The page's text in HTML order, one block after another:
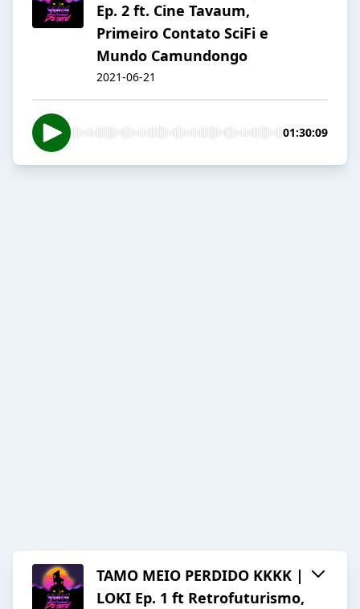
Ep. 2 ft. Cine Tavaum,
Primeiro Contato SciFi e
Mundo Camundongo
2021-06-21
01:30:09
TAMO MEIO PERDIDO KKKK |
LOKI Ep. 1 ft Retrofuturismo,